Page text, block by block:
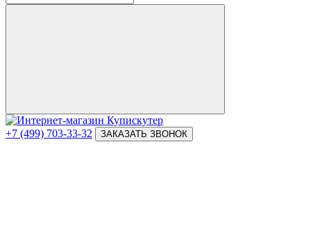
+7 (499) 703-33-32 ЗАКАЗАТЬ ЗВОНОК